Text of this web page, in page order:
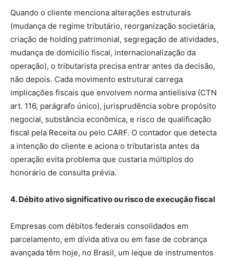
Quando o cliente menciona alterações estruturais
(mudança de regime tributário, reorganização societária,
criação de holding patrimonial, segregação de atividades,
mudança de domicílio fiscal, internacionalização da
operação), o tributarista precisa entrar antes da decisão,
não depois. Cada movimento estrutural carrega
implicações fiscais que envolvem norma antielisiva (CTN
art. 116, parágrafo único), jurisprudência sobre propósito
negocial, substância econômica, e risco de qualificação
fiscal pela Receita ou pelo CARF. O contador que detecta
a intenção do cliente e aciona o tributarista antes da
operação evita problema que custaria múltiplos do
honorário de consulta prévia.
4. Débito ativo significativo ou risco de execução fiscal
Empresas com débitos federais consolidados em
parcelamento, em dívida ativa ou em fase de cobrança
avançada têm hoje, no Brasil, um leque de instrumentos